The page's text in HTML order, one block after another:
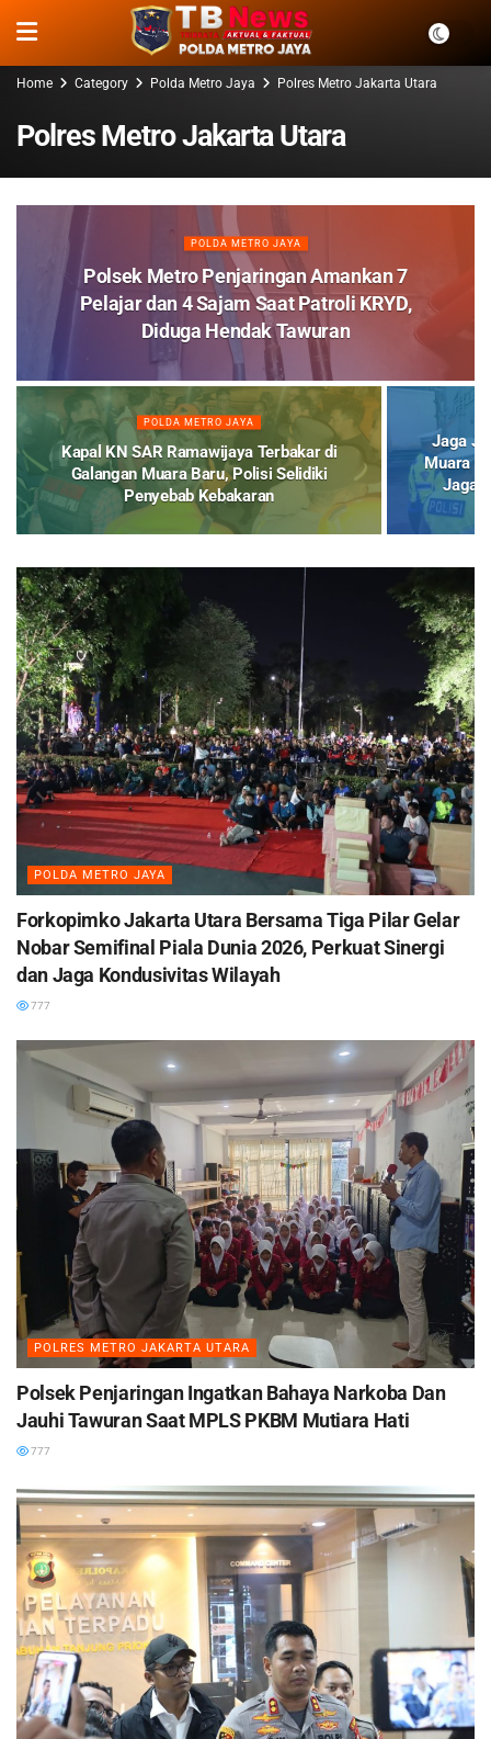
Home Category Polda Metro Jaya Polres Metro Jakarta Utara
Polres Metro Jakarta Utara
POLDA METRO JAYA
Polsek Metro Penjaringan Amankan 7
Pelajar dan 4 Sajam Saat Patroli KRYD,
Diduga Hendak Tawuran
POLDA METRO JAYA
Kapal KN SAR Ramawijaya Terbakar di
Galangan Muara Baru, Polisi Selidiki
Penyebab Kebakaran
Jaga
Muara
Jaga
POLDA METRO JAYA
Forkopimko Jakarta Utara Bersama Tiga Pilar Gelar
Nobar Semifinal Piala Dunia 2026, Perkuat Sinergi
dan Jaga Kondusivitas Wilayah
777
POLRES METRO JAKARTA UTARA
Polsek Penjaringan Ingatkan Bahaya Narkoba Dan
Jauhi Tawuran Saat MPLS PKBM Mutiara Hati
777